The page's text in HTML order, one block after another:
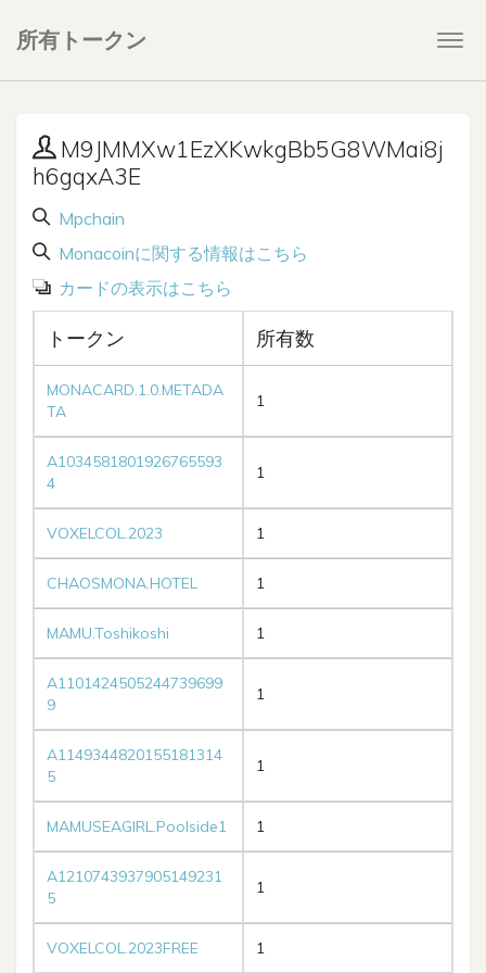
所有トークン
M9JMMXw1EzXKwkgBb5G8WMai8j
h6gqxA3E
Mpchain
Monacoinに関する情報はこちら
カードの表示はこちら
トークン 所有数
MONACARD.1.0.METADA
TA
1
A1034581801926765593
4
1
VOXELCOL.2023 1
CHAOSMONA.HOTEL 1
MAMU.Toshikoshi 1
A1101424505244739699
9
1
A1149344820155181314
5
1
MAMUSEAGIRL.Poolside1 1
A1210743937905149231
5
1
VOXELCOL.2023FREE 1